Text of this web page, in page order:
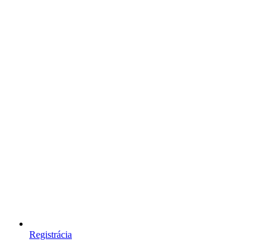
Registrácia